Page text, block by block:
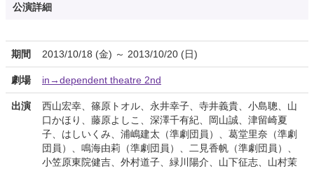
公演詳細
期間 2013/10/18 (金) ～ 2013/10/20 (日)
劇場 in→dependent theatre 2nd
出演
西山宏幸、篠原トオル、永井幸子、寺井義貴、小島聰、山
口かほり、藤原よしこ、深澤千有紀、岡山誠、津留崎夏
子、はしいくみ、浦嶋建太（準劇団員）、葛堂里奈（準劇
団員）、鳴海由莉（準劇団員）、二見香帆（準劇団員）、
小笠原東院健吉、外村道子、緑川陽介、山下征志、山村茉